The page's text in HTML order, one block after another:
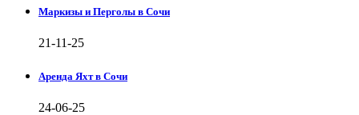
Маркизы и Перголы в Сочи
21-11-25
Аренда Яхт в Сочи
24-06-25